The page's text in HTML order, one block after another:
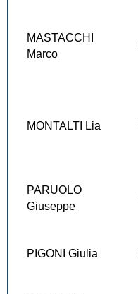
MASTACCHI
Marco
MONTALTI Lia
PARUOLO
Giuseppe
PIGONI Giulia